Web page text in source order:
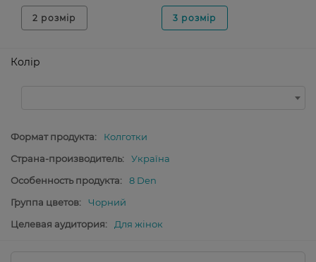
2 розмір 3 розмір
Колір
Формат продукта:
Колготки
Страна-производитель:
Україна
Особенность продукта:
8 Den
Группа цветов:
Чорний
Целевая аудитория:
Для жінок